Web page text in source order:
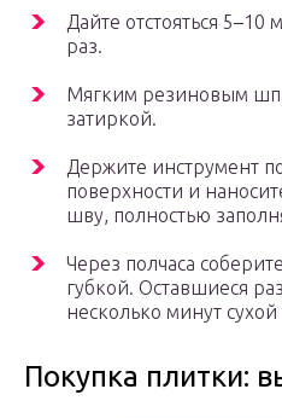
Дайте отстояться
раз.
Мягким резиновым
затиркой.
Держите инструмент
поверхности и
шву, полностью
Через полчаса
губкой. Оставшиеся
несколько минут сухой
Покупка плитки: